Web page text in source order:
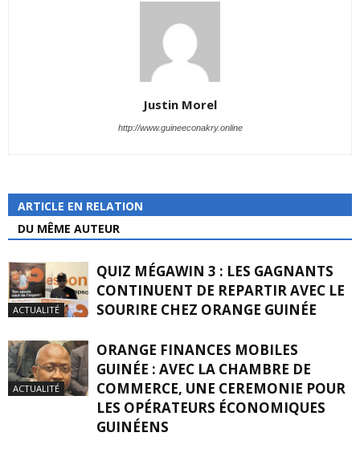
Justin Morel
http://www.guineeconakry.online
ARTICLE EN RELATION
DU MÊME AUTEUR
ACTUALITÉ
QUIZ MÉGAWIN 3 : LES GAGNANTS
CONTINUENT DE REPARTIR AVEC LE
SOURIRE CHEZ ORANGE GUINÉE
ACTUALITÉ
ORANGE FINANCES MOBILES
GUINÉE : AVEC LA CHAMBRE DE
COMMERCE, UNE CEREMONIE POUR
LES OPÉRATEURS ÉCONOMIQUES
GUINÉENS